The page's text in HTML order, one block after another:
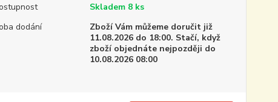
Skladem 8 ks
dodání
Zboží Vám můžeme doručit již
11.08.2026 do 18:00. Stačí, když
zboží objednáte nejpozději do
10.08.2026 08:00